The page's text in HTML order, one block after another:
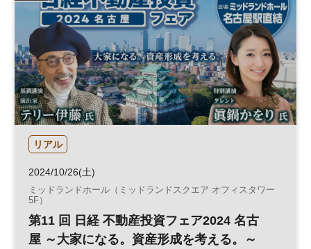
リアル
2024/10/26(土)
ミッドランドホール（ミッドランドスクエア オフィスタワー
5F）
第11 回 日経 不動産投資フェア2024 名古
屋 ～大家になる。資産形成を考える。～